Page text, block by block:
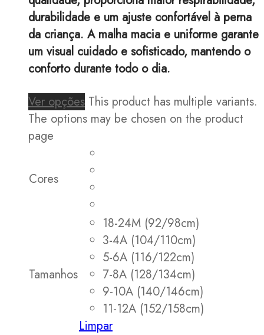
durabilidade e um ajuste confortável à perna
da criança. A malha macia e uniforme garante
um visual cuidado e sofisticado, mantendo o
conforto durante todo o dia.
Ver opções This product has multiple variants.
The options may be chosen on the product
page
Cores
Tamanhos
18-24M (92/98cm)
3-4A (104/110cm)
5-6A (116/122cm)
7-8A (128/134cm)
9-10A (140/146cm)
11-12A (152/158cm)
Limpar